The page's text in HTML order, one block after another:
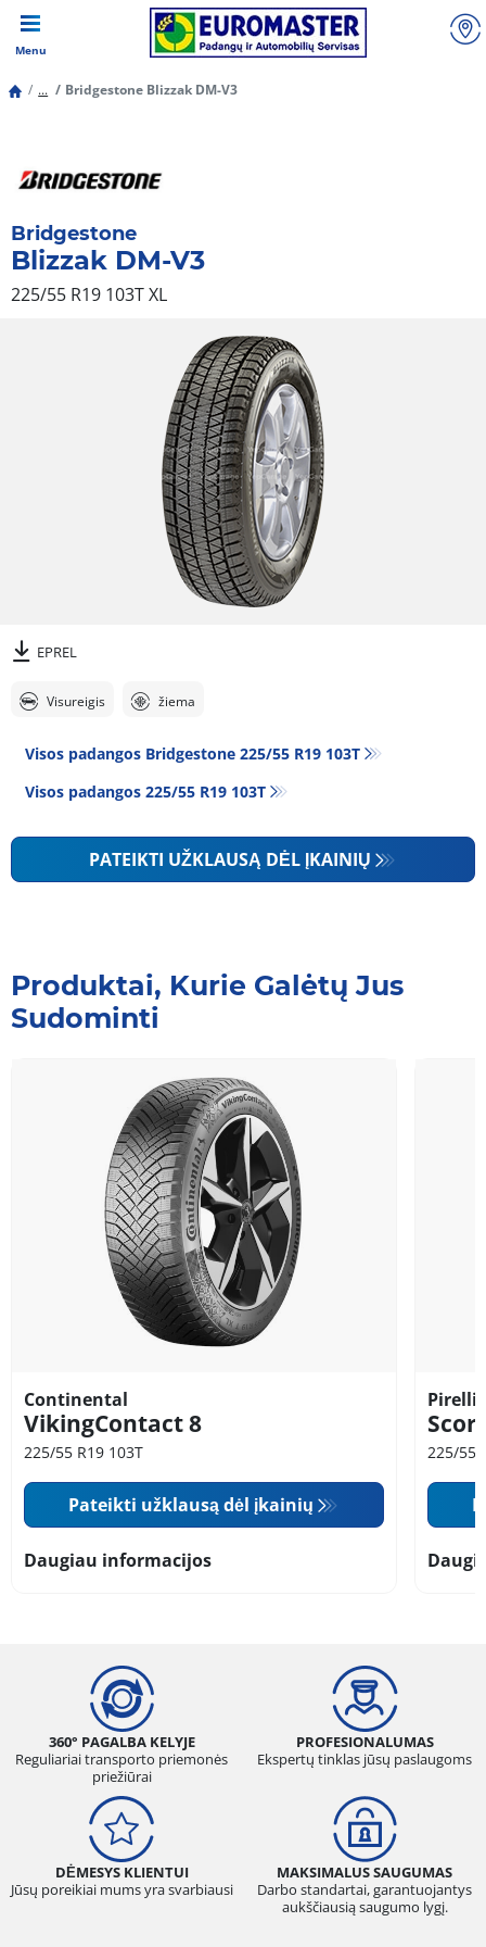
Menu
... Bridgestone Blizzak DM-V3
Bridgestone
Blizzak DM-V3
225/55 R19 103TXL
EPREL
Visureigis žiema
Visos padangos Bridgestone 225/55 R19 103T
Visos padangos‎ 225/55 R19 103T
PATEIKTI UŽKLAUSĄ DĖL ĮKAINIŲ
Produktai, Kurie Galėtų Jus
Sudominti
Continental
VikingContact 8
225/55 R19 103T
Pateikti užklausą dėl įkainių
Daugiau informacijos
Pirelli
225/55
360° PAGALBA KELYJE
Reguliariai transporto priemonės
priežiūrai
PROFESIONALUMAS
Ekspertų tinklas jūsų paslaugoms
DĖMESYS KLIENTUI
Jūsų poreikiai mums yra svarbiausi
MAKSIMALUS SAUGUMAS
Darbo standartai, garantuojantys
aukščiausią saugumo lygį.